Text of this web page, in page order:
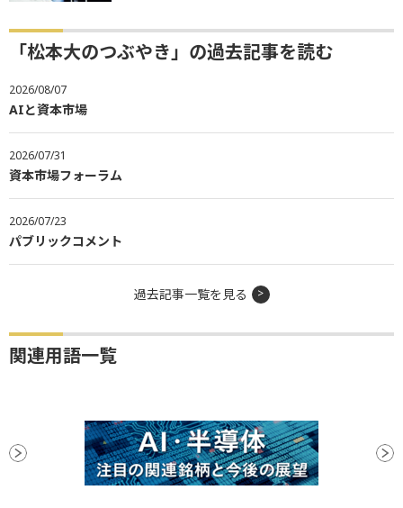
「松本大のつぶやき」の過去記事を読む
2026/08/07
AIと資本市場
2026/07/31
資本市場フォーラム
2026/07/23
パブリックコメント
過去記事一覧を見る
関連用語一覧